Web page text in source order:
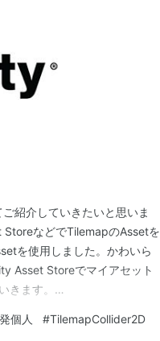
紹介していきたいと思いま
StoreなどでTilemapのAssetを
を使用しました。かわいら
Asset Storeでマイアセット
ます。
個人 #TilemapCollider2D